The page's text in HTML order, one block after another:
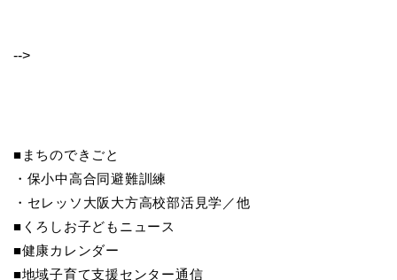
-->
■まちのできごと
・保小中高合同避難訓練
・セレッソ大阪大方高校部活見学／他
■くろしお子どもニュース
■健康カレンダー
■地域子育て支援センター通信